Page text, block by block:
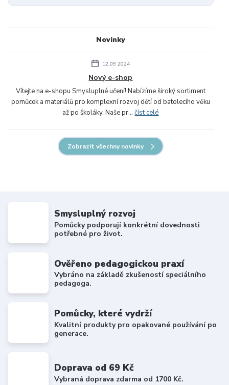
Novinky
12.09.2024
Nový e-shop
Vítejte na e-shopu Smysluplné učení! Nabízíme široký sortiment
pomůcek a materiálů pro komplexní rozvoj dětí od batolecího věku
až po školáky. Naše pr...číst celé
Zobrazit všechny novinky
Smysluplný rozvoj
Pomůcky podporují konkrétní dovednosti
potřebné pro život.
Ověřeno pedagogickou praxí
Vybráno na základě zkušeností speciálního
pedagoga.
Pomůcky, které vydrží
Kvalitní produkty pro opakované používání po
generace.
Doprava od 69 Kč
Vybraná doprava zdarma od 1700 Kč.